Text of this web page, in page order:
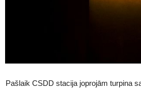
Pašlaik CSDD stacija joprojām turpina